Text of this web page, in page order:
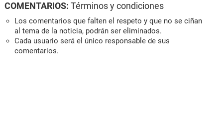
COMENTARIOS: Términos y condiciones
Los comentarios que falten el respeto y que no se ciñan
al tema de la noticia, podrán ser eliminados.
Cada usuario será el único responsable de sus
comentarios.